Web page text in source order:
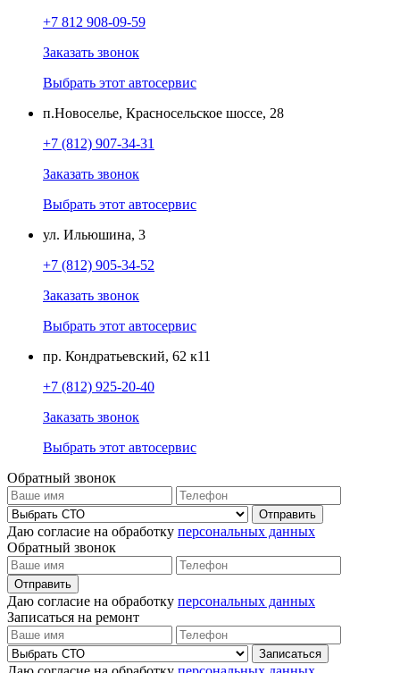
+7 812 908-09-59
Заказать звонок
Выбрать этот автосервис
п.Новоселье, Красносельское шоссе, 28
+7 (812) 907-34-31
Заказать звонок
Выбрать этот автосервис
ул. Ильюшина, 3
+7 (812) 905-34-52
Заказать звонок
Выбрать этот автосервис
пр. Кондратьевский, 62 к11
+7 (812) 925-20-40
Заказать звонок
Выбрать этот автосервис
Обратный звонок
Даю согласие на обработку персональных данных
Обратный звонок
Даю согласие на обработку персональных данных
Записаться на ремонт